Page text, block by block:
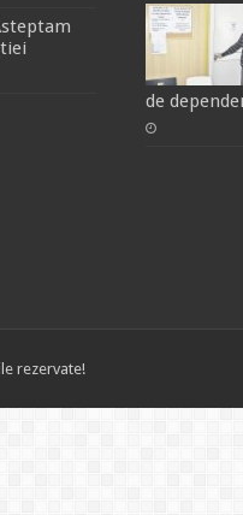
de
rezervate!